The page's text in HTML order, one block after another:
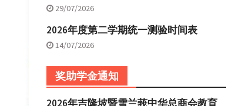
29/07/2026
2026年度第二学期统一测验时间表
14/07/2026
奖助学金通知
2026年吉隆坡暨雪兰莪中华总商会教育